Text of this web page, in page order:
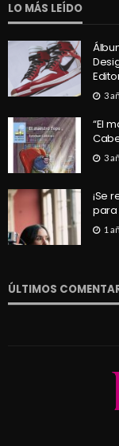
LO MÁS LEÍDO
3
“El
3
¡Se
para
1
ÚLTIMOS